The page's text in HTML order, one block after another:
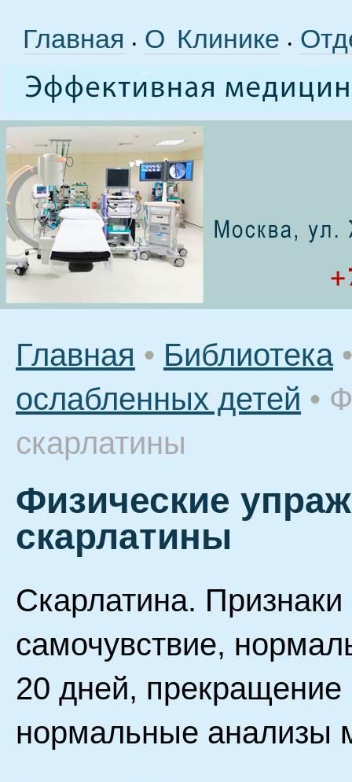
Главная • О Клинике •
Главная • Библиотека •
ослабленных детей •
скарлатины
Физические
скарлатины
Скарлатина.
самочувствие,
20 дней,
нормальные анализы